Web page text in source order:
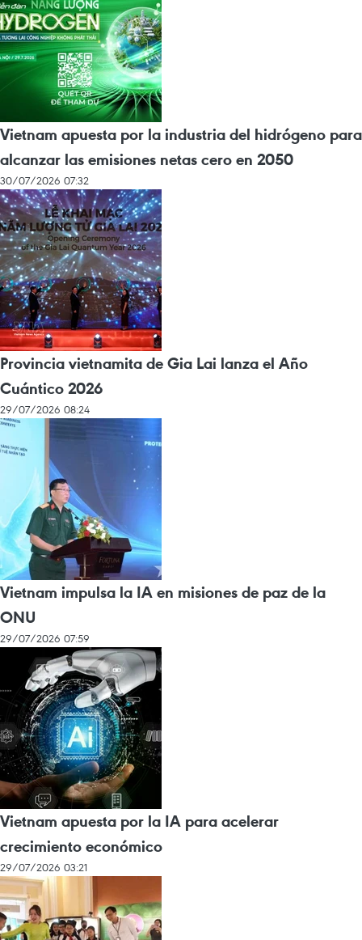
Vietnam apuesta por la industria del hidrógeno para
alcanzar las emisiones netas cero en 2050
30/07/2026 07:32
Provincia vietnamita de Gia Lai lanza el Año
Cuántico 2026
29/07/2026 08:24
Vietnam impulsa la IA en misiones de paz de la
ONU
29/07/2026 07:59
Vietnam apuesta por la IA para acelerar
crecimiento económico
29/07/2026 03:21